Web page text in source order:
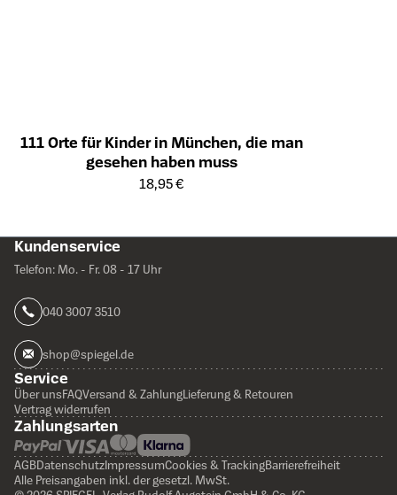
111 Orte für Kinder in München, die man
gesehen haben muss
Öffnet die Detailseite des Produkts
18,95 €
Kundenservice
Telefon: Mo. - Fr. 08 - 17 Uhr
040 3007 3510
shop@spiegel.de
Service
Über unsFAQVersand & ZahlungLieferung & Retouren
Vertrag widerrufen
Zahlungsarten
AGBDatenschutzImpressumCookies & TrackingBarrierefreiheit
Alle Preisangaben inkl. der gesetzl. MwSt.